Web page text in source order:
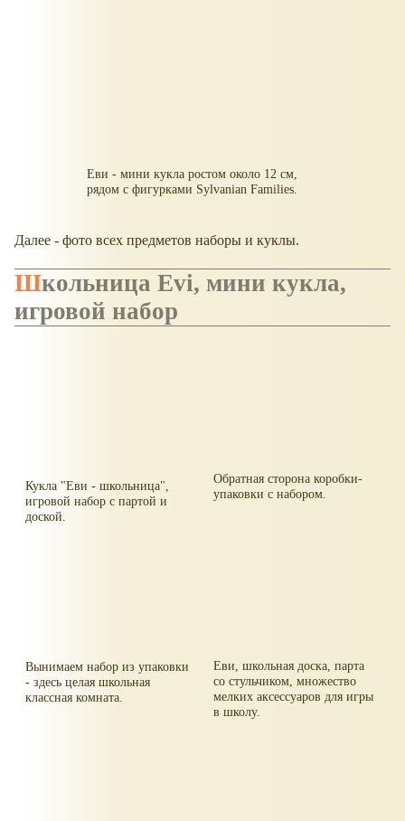
Еви - мини кукла ростом около 12 см,
рядом с фигурками Sylvanian Families.
Далее - фото всех предметов наборы и куклы.
Школьница Evi, мини кукла,
игровой набор
Кукла "Еви - школьница",
игровой набор с партой и
доской.
Обратная сторона коробки-
упаковки с набором.
Вынимаем набор из упаковки
- здесь целая школьная
классная комната.
Еви, школьная доска, парта
со стульчиком, множество
мелких аксессуаров для игры
в школу.